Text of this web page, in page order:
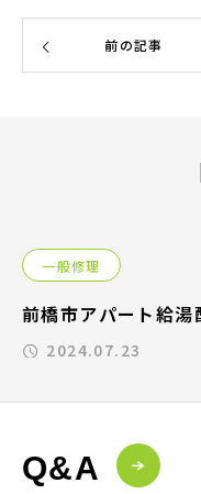
前の記事
一般修理
前橋市アパート給湯
2024.07.23
Q&A